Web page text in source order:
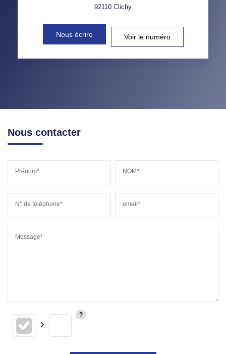
92110 Clichy
Nous écrire Voir le numéro
Nous contacter
Prénom* NOM*
N° de téléphone* email*
Message*